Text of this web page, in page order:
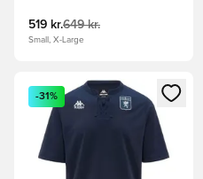
519 kr.649 kr.
Small, X-Large
Åbner en Modal til at logge
-31%